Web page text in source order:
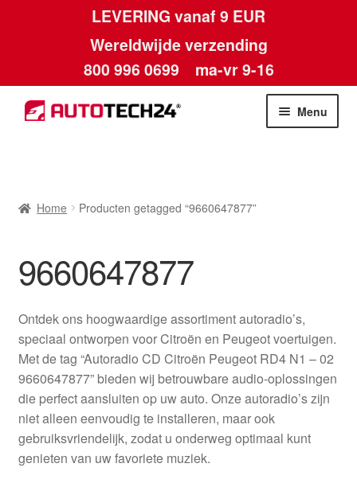
LEVERING vanaf 9 EUR
Wereldwijde verzending
800 996 0699 ma-vr 9-16
Ga
door
Ga
naar
Menu
Betalingen
Contact
Kassa
Klachten
Klachtenprocedure
Home Producten getagged “9660647877”
9660647877
Ontdek ons hoogwaardige assortiment autoradio’s,
speciaal ontworpen voor Citroën en Peugeot voertuigen.
Met de tag “Autoradio CD Citroën Peugeot RD4 N1 – 02
9660647877” bieden wij betrouwbare audio-oplossingen
die perfect aansluiten op uw auto. Onze autoradio’s zijn
niet alleen eenvoudig te installeren, maar ook
gebruiksvriendelijk, zodat u onderweg optimaal kunt
genieten van uw favoriete muziek.